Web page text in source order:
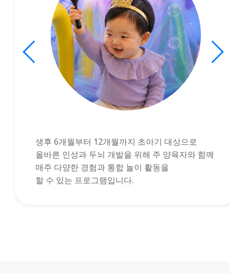
생후 6개월부터 12개월까지 초아기 대상으로
올바른 인성과 두뇌 개발을 위해 주 양육자와 함께
매주 다양한 경험과 통합 놀이 활동을
할 수 있는 프로그램입니다.